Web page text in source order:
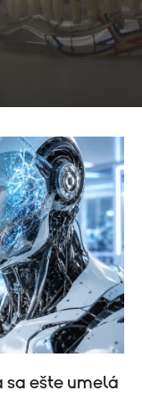
sa ešte umelá